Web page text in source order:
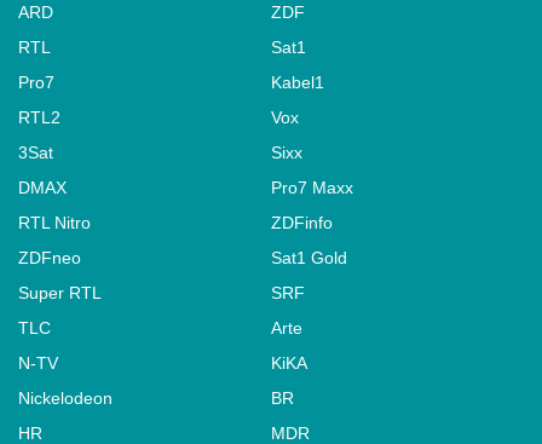
ARD
ZDF
RTL
Sat1
Pro7
Kabel1
RTL2
Vox
3Sat
Sixx
DMAX
Pro7 Maxx
RTL Nitro
ZDFinfo
ZDFneo
Sat1 Gold
Super RTL
SRF
TLC
Arte
N-TV
KiKA
Nickelodeon
BR
HR
MDR